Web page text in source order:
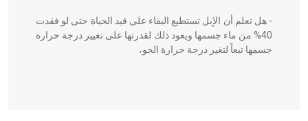
- هل تعلم أن الإبل تستطيع البقاء على قيد الحياة حتى لو فقدت
40% من ماء جسمها ويعود ذلك لقدرتها على تغيير درجة حرارة
جسمها تبعاً لتغير درجة حرارة الجو،